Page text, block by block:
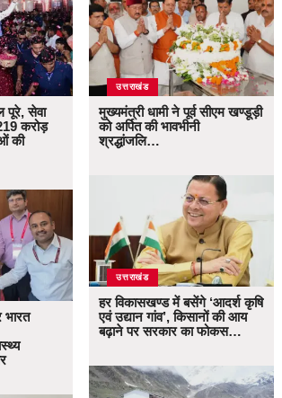
पूरे, सेवा
करोड़
की
भारत
उत्तराखंड
मुख्यमंत्री धामी ने पूर्व सीएम खण्डूड़ी
को अर्पित की भावभीनी
श्रद्धांजलि…
उत्तराखंड
हर विकासखण्ड में बसेंगे ‘आदर्श कृषि
एवं उद्यान गांव’, किसानों की आय
बढ़ाने पर सरकार का फोकस…